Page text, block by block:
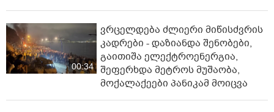
00:34
ვრცელდება ძლიერი მიწისძვრის
კადრები - დაზიანდა შენობები,
გაითიშა ელექტროენერგია,
შეფერხდა მეტროს მუშაობა,
მოქალაქეები პანიკამ მოიცვა